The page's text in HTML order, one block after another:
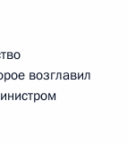
возглавил